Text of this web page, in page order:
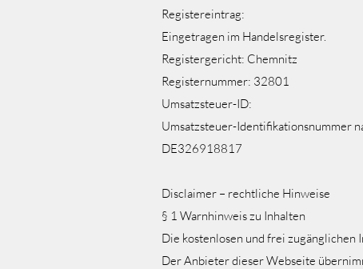
Registereintrag:
Eingetragen im Handelsregister.
Registergericht: Chemnitz
Registernummer: 32801
Umsatzsteuer-ID:
Umsatzsteuer-Identifikationsnummer
DE326918817
Disclaimer – rechtliche Hinweise
§ 1 Warnhinweis zu Inhalten
Die kostenlosen und frei
Der Anbieter dieser Webseite